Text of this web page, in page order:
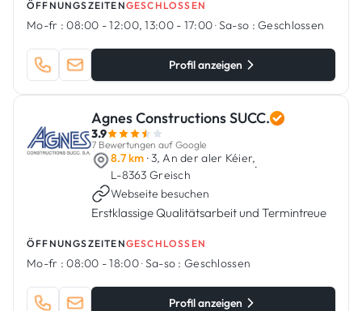
ÖFFNUNGSZEITENGESCHLOSSEN
Mo-fr : 08:00 - 12:00, 13:00 - 17:00·Sa-so : Geschlossen
Profil anzeigen
Agnes Constructions SUCC.
3.9
7 Bewertungen auf Google
8.7 km · 3, An der aler Kéier,
L-8363 Greisch
·
Webseite besuchen
Erstklassige Qualitätsarbeit und Termintreue
ÖFFNUNGSZEITENGESCHLOSSEN
Mo-fr : 08:00 - 18:00·Sa-so : Geschlossen
Profil anzeigen